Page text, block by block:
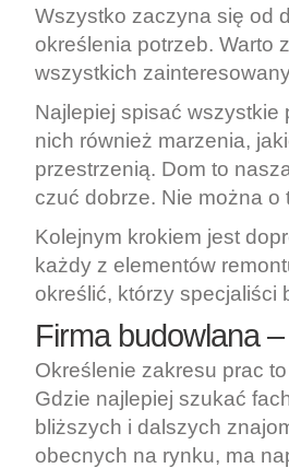
Wszystko zaczyna się od
określenia potrzeb. Warto
wszystkich
Najlepiej spisać
nich również marzenia,
przestrzenią. Dom to
czuć dobrze. Nie można
Kolejnym krokiem jest
każdy z elementów
określić, którzy specjaliści
Firma budowlana
Określenie zakresu prac
Gdzie najlepiej szukać
bliższych i dalszych
obecnych na rynku, ma